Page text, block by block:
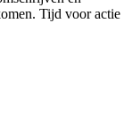
Tijd voor actie